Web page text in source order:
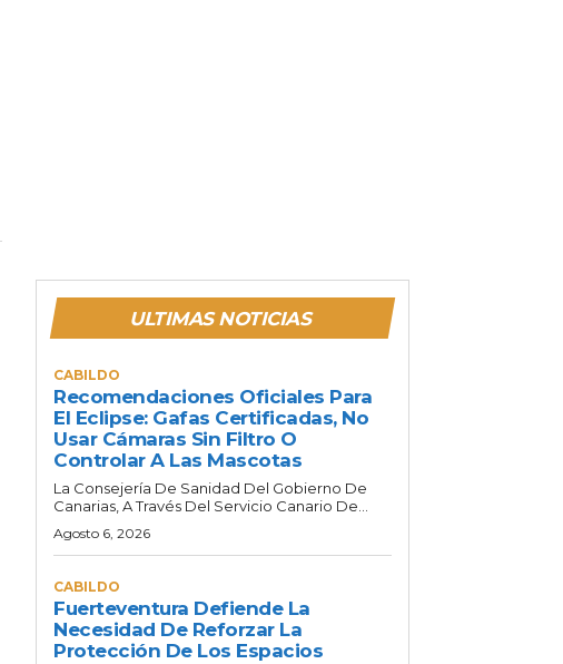
ULTIMAS NOTICIAS
CABILDO
Recomendaciones Oficiales Para
El Eclipse: Gafas Certificadas, No
Usar Cámaras Sin Filtro O
Controlar A Las Mascotas
La Consejería De Sanidad Del Gobierno De
Canarias, A Través Del Servicio Canario De...
Agosto 6, 2026
CABILDO
Fuerteventura Defiende La
Necesidad De Reforzar La
Protección De Los Espacios